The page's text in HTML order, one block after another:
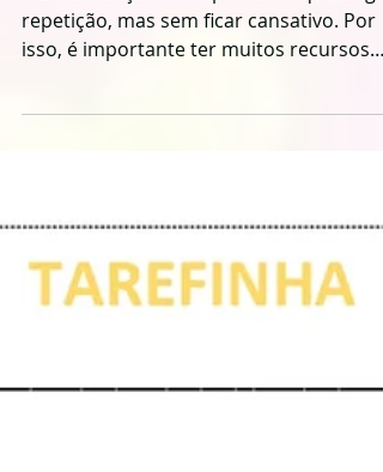
A alfabetização é um processo que exige
repetição, mas sem ficar cansativo. Por
pedagógicos em...